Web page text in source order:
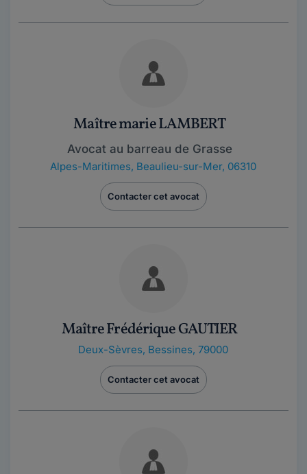
Maître marie LAMBERT
Avocat au barreau de Grasse
Alpes-Maritimes, Beaulieu-sur-Mer, 06310
Contacter cet avocat
Maître Frédérique GAUTIER
Deux-Sèvres, Bessines, 79000
Contacter cet avocat